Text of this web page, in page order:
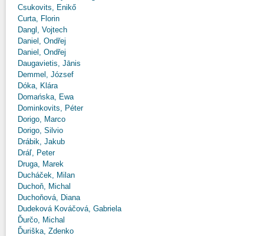
Csukovits, Enikő
Curta, Florin
Dangl, Vojtech
Daniel, Ondřej
Daniel, Ondřej
Daugavietis, Jānis
Demmel, József
Dóka, Klára
Domańska, Ewa
Dominkovits, Péter
Dorigo, Marco
Dorigo, Silvio
Drábik, Jakub
Dráľ, Peter
Druga, Marek
Ducháček, Milan
Duchoň, Michal
Duchoňová, Diana
Dudeková Kováčová, Gabriela
Ďurčo, Michal
Ďuriška, Zdenko